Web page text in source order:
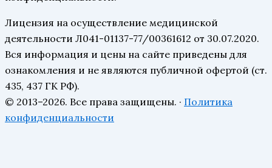
Лицензия на осуществление медицинской
деятельности Л041-01137-77/00361612 от 30.07.2020.
Вся информация и цены на сайте приведены для
ознакомления и не являются публичной офертой (ст.
435, 437 ГК РФ).
© 2013–2026. Все права защищены. · Политика
конфиденциальности